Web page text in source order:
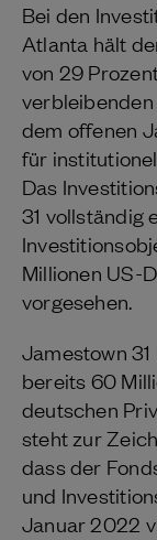
Bei den
Atlanta hält
von 29
dem offenen
für
Das
31 vollständig
Millionen US-
vorgesehen.
Jamestown
bereits 60
deutschen
steht zur
dass der
und
Januar 2022